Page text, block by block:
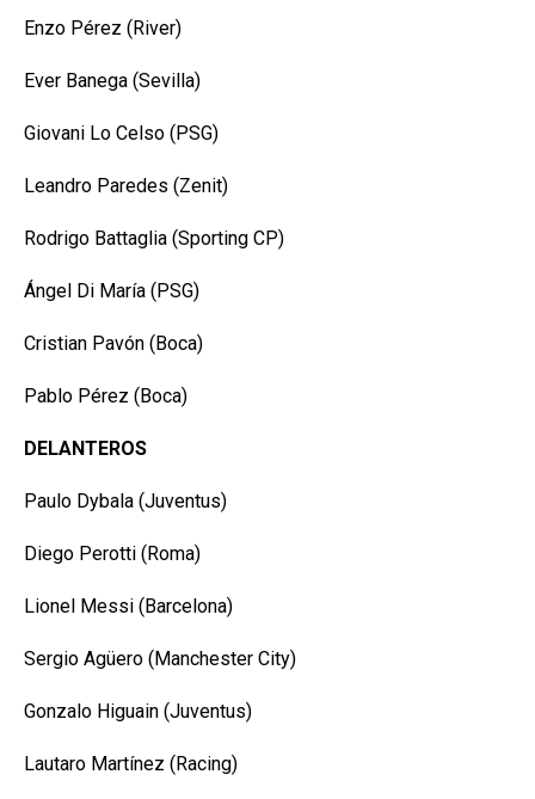
Enzo Pérez (River)
Ever Banega (Sevilla)
Giovani Lo Celso (PSG)
Leandro Paredes (Zenit)
Rodrigo Battaglia (Sporting CP)
Ángel Di María (PSG)
Cristian Pavón (Boca)
Pablo Pérez (Boca)
DELANTEROS
Paulo Dybala (Juventus)
Diego Perotti (Roma)
Lionel Messi (Barcelona)
Sergio Agüero (Manchester City)
Gonzalo Higuain (Juventus)
Lautaro Martínez (Racing)